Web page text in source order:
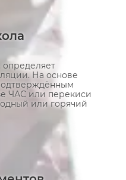
На основе
ЧАС или перекиси
или горячий